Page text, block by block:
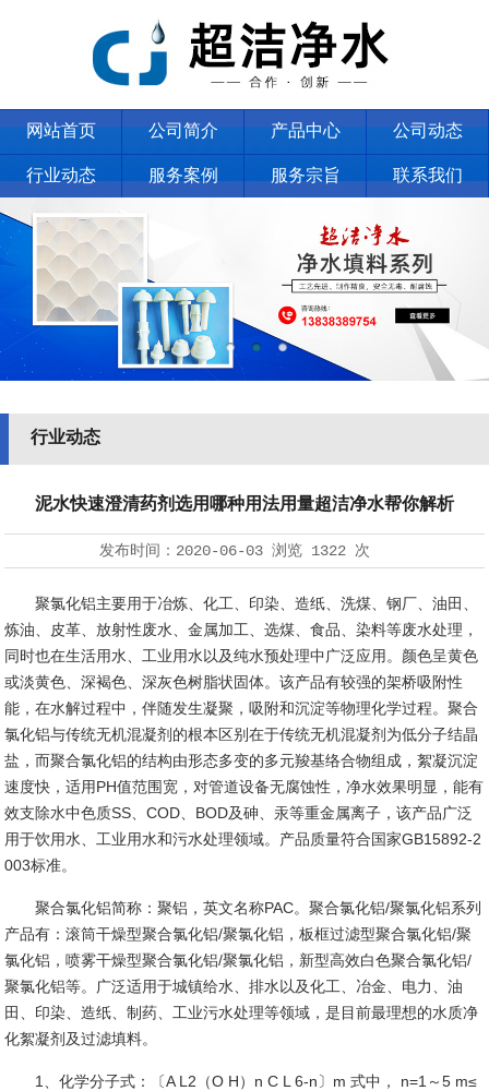
网站首页 公司简介 产品中心 公司动态
行业动态 服务案例 服务宗旨 联系我们
行业动态
泥水快速澄清药剂选用哪种用法用量超洁净水帮你解析
发布时间： 2020-06-03浏览 1322 次
聚氯化铝主要用于冶炼、化工、印染、造纸、洗煤、钢厂、油田、
炼油、皮革、放射性废水、金属加工、选煤、食品、染料等废水处理，
同时也在生活用水、工业用水以及纯水预处理中广泛应用。颜色呈黄色
或淡黄色、深褐色、深灰色树脂状固体。该产品有较强的架桥吸附性
能，在水解过程中，伴随发生凝聚，吸附和沉淀等物理化学过程。聚合
氯化铝与传统无机混凝剂的根本区别在于传统无机混凝剂为低分子结晶
盐，而聚合氯化铝的结构由形态多变的多元羧基络合物组成，絮凝沉淀
速度快，适用PH值范围宽，对管道设备无腐蚀性，净水效果明显，能有
效支除水中色质SS、COD、BOD及砷、汞等重金属离子，该产品广泛
用于饮用水、工业用水和污水处理领域。产品质量符合国家GB15892-2
003标准。
聚合氯化铝简称：聚铝，英文名称PAC。聚合氯化铝/聚氯化铝系列
产品有：滚筒干燥型聚合氯化铝/聚氯化铝 ，板框过滤型聚合氯化铝/聚
氯化铝 ，喷雾干燥型聚合氯化铝/聚氯化铝 ，新型高效白色聚合氯化铝/
聚氯化铝等。广泛适用于城镇给水、排水以及化工、冶金、电力、油
田、印染、造纸、制药、工业污水处理等领域，是目前最理想的水质净
化絮凝剂及过滤填料。
1、化学分子式：〔A L2（O H）n C L 6-n〕m 式中， n=1～5 m≤